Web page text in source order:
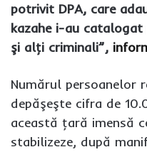
potrivit DPA, care
kazahe i-au
şi alţi criminali”,
Numărul persoanelor
depăşeşte cifra de
această ţară imensă
stabilizeze, după